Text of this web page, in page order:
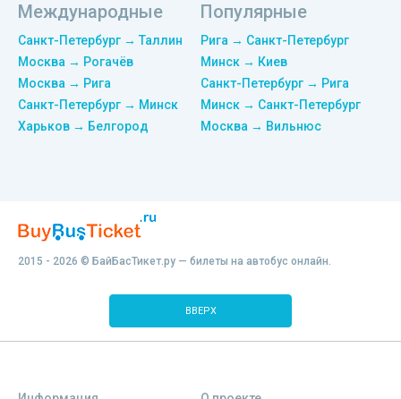
Международные
Санкт-Петербург → Таллин
Москва → Рогачёв
Москва → Рига
Санкт-Петербург → Минск
Харьков → Белгород
Популярные
Рига → Санкт-Петербург
Минск → Киев
Санкт-Петербург → Рига
Минск → Санкт-Петербург
Москва → Вильнюс
2015 - 2026 © БайБасТикет.ру — билеты на автобус онлайн.
ВВЕРХ